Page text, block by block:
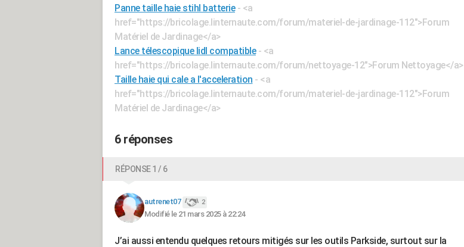
Panne taille haie stihl batterie - <a
href="https://bricolage.linternaute.com/forum/materiel-de-jardinage-112">Forum
Matériel de Jardinage</a>
Lance télescopique lidl compatible - <a
href="https://bricolage.linternaute.com/forum/nettoyage-12">Forum Nettoyage</a>
Taille haie qui cale a l'acceleration - <a
href="https://bricolage.linternaute.com/forum/materiel-de-jardinage-112">Forum
Matériel de Jardinage</a>
6 réponses
RÉPONSE 1 / 6
autrenet07 2
Modifié le 21 mars 2025 à 22:24
J’ai aussi entendu quelques retours mitigés sur les outils Parkside, surtout sur la